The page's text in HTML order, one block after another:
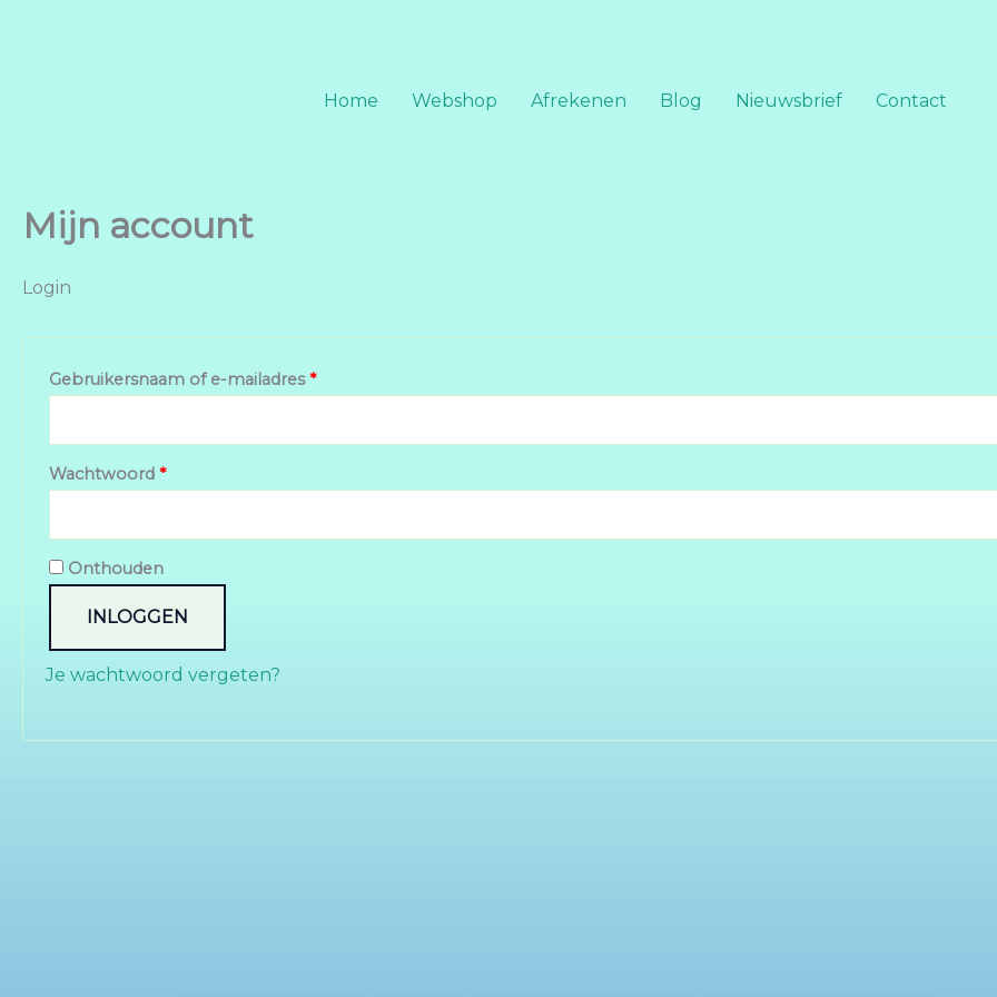
Home Webshop Afrekenen Blog Nieuwsbrief Contact
Mijn account
Login
Gebruikersnaam of e-mailadres*
Wachtwoord *
Onthouden
INLOGGEN
Je wachtwoord vergeten?